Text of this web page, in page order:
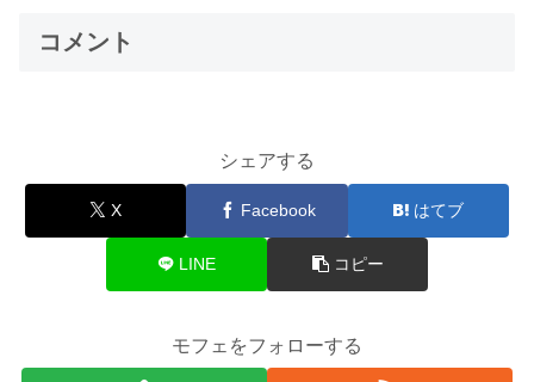
コメント
シェアする
X Facebook はてブ
LINE コピー
モフェをフォローする